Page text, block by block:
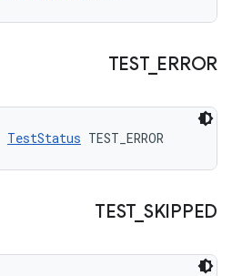
TEST_ ERROR
TestStatus TEST_ERROR
TEST_ SKIPPED